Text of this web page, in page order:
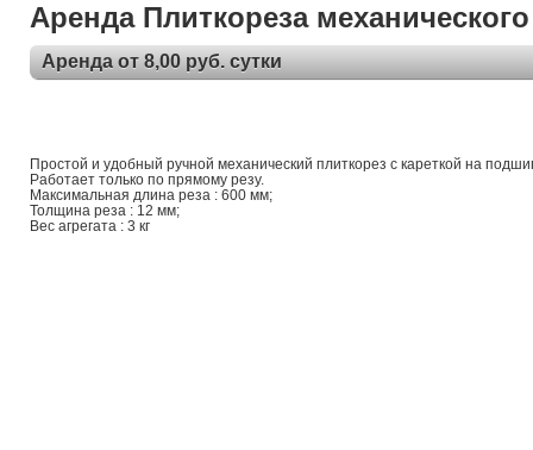
Аренда Плиткореза
Аренда от 8,00 руб. сутки
Простой и удобный ручной механический плиткорез с кареткой на
Работает только по прямому резу.
Максимальная длина реза : 600 мм;
Толщина реза : 12 мм;
Вес агрегата : 3 кг